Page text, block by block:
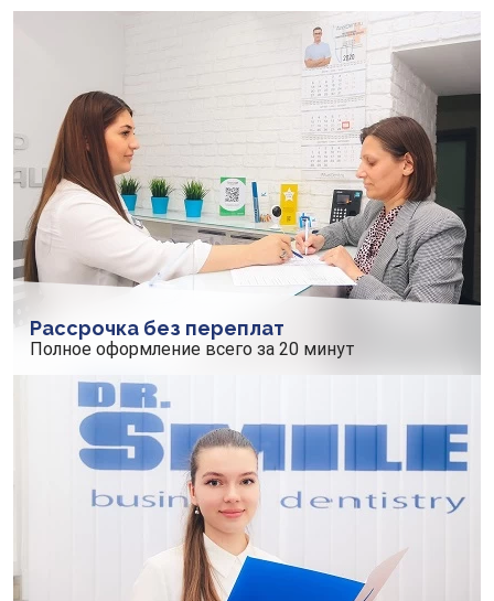
Рассрочка без переплат
Полное оформление всего за 20 минут